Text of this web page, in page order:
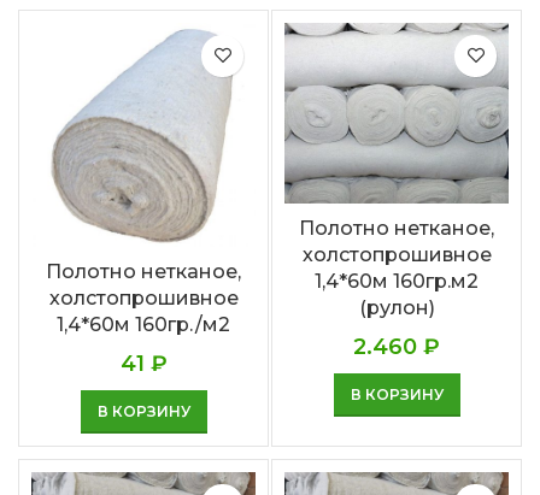
Полотно нетканое,
холстопрошивное
1,4*60м 160гр./м2
41 ₽
В КОРЗИНУ
Полотно нетканое,
холстопрошивное
1,4*60м 160гр.м2
(рулон)
2.460 ₽
В КОРЗИНУ